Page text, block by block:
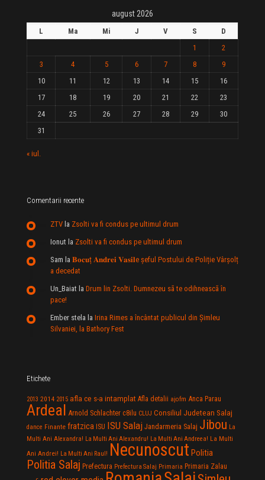
august 2026
L Ma Mi J V S
D
1
2
3
4 5 6 7 8
9
10
11 12 13 14 15
16
17
18 19 20 21 22
23
24
25 26 27 28 29
30
31
« iul.
Comentarii recente
ZTV la Zsolti va fi condus pe ultimul drum
Ionut la Zsolti va fi condus pe ultimul drum
Sam la 𝐁𝐨𝐜𝐮ț 𝐀𝐧𝐝𝐫𝐞𝐢 𝐕𝐚𝐬𝐢𝐥e şeful Postului de Poliție Vârșolț
a decedat
Un_Baiat la Drum lin Zsolti. Dumnezeu sã te odihneascã în
pace!
Ember stela la Irina Rimes a încântat publicul din Şimleu
Silvaniei, la Bathory Fest
Etichete
2013 2014 2015 afla ce s-a intamplat Afla detalii ajofm Anca Parau
Ardeal Arnold Schlachter c8ilu CLUJ Consiliul Judetean Salaj
dance Finante fratzica ISU ISU Salaj Jandarmeria Salaj Jibou La
Multi Ani Alexandra! La Multi Ani Alexandru! La Multi Ani Andreea! La Multi
Ani Andrei! La Multi Ani Raul! Necunoscut Politia
Politia Salaj Prefectura Prefectura Salaj Primaria Primaria Zalau